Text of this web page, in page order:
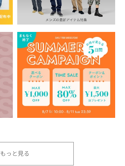
もっと見る